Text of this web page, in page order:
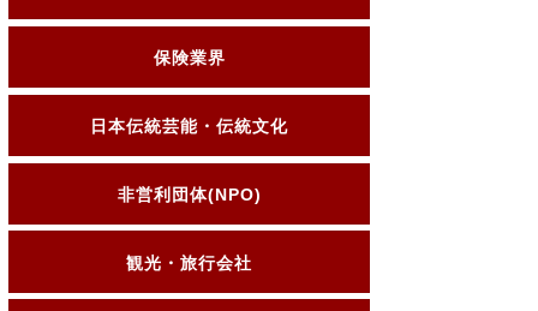
保険業界
日本伝統芸能・伝統文化
非営利団体(NPO)
観光・旅行会社